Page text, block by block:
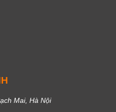
Mai, Hà Nội